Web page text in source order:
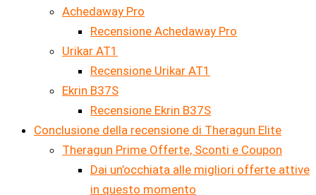
Achedaway Pro
Recensione Achedaway Pro
Urikar AT1
Recensione Urikar AT1
Ekrin B37S
Recensione Ekrin B37S
Conclusione della recensione di Theragun Elite
Theragun Prime Offerte, Sconti e Coupon
Dai un’occhiata alle migliori offerte attive
in questo momento